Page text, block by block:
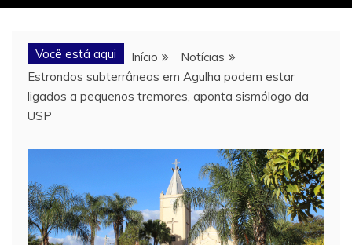
Você está aqui Início
Notícias
Estrondos subterrâneos em Agulha podem estar
ligados a pequenos tremores, aponta sismólogo da
USP